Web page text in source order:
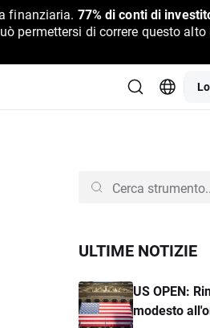
finanziaria. 77% di conti di
permettersi di correre questo
ULTIME NOTIZIE
US OPEN:
modesto